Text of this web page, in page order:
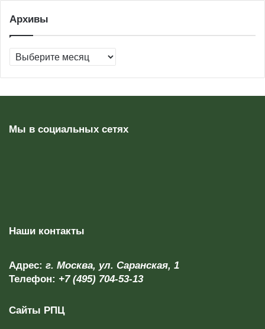
Архивы
Архивы
Мы в социальных сетях
Наши контакты
Адрес: г. Москва, ул. Саранская, 1
Телефон: +7 (495) 704-53-13
Сайты РПЦ